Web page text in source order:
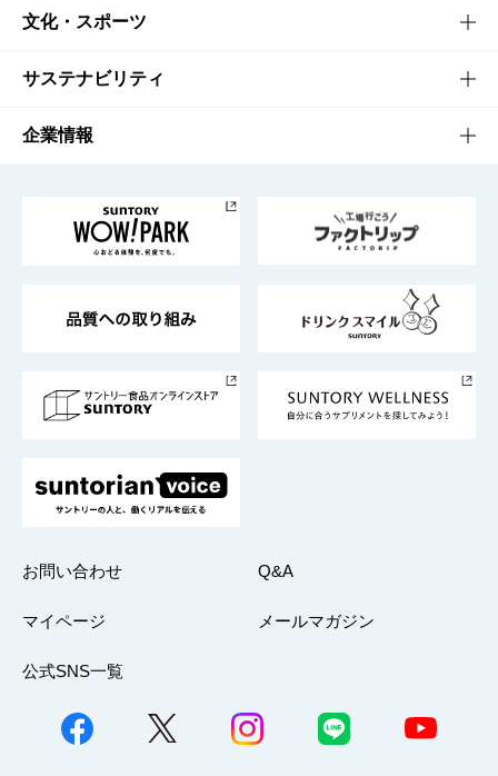
商品一覧
商品発売情報
栄養成分一覧
知る・楽しむTOP
キャンペーン
工場見学
地域情報
文化・スポーツ
文化・スポーツTOP
サントリーホール
サントリーサンバーズ大阪
サステナビリティ
サステナビリティTOP
サントリーが考えるサステナビリティ経営
企業情報
企業概要
採用情報
お問い合わせ Q&A
マイページ メールマガジン
公式SNS一覧